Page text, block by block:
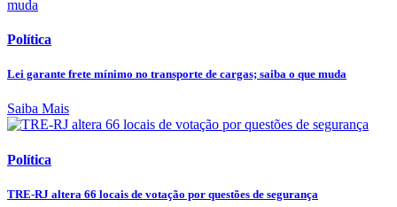
Política
Lei garante frete mínimo no transporte de cargas; saiba o que muda
Saiba Mais
Política
TRE-RJ altera 66 locais de votação por questões de segurança